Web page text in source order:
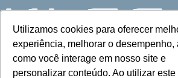
Utilizamos cookies para oferecer
experiência, melhorar o desempenho,
como você interage em nosso site e
personalizar conteúdo. Ao utilizar este
Utilizamos cookies para oferecer
experiência, melhorar o desempenho,
como você interage em nosso site e
personalizar conteúdo. Ao utilizar este
Pular
para
o
conteúdo